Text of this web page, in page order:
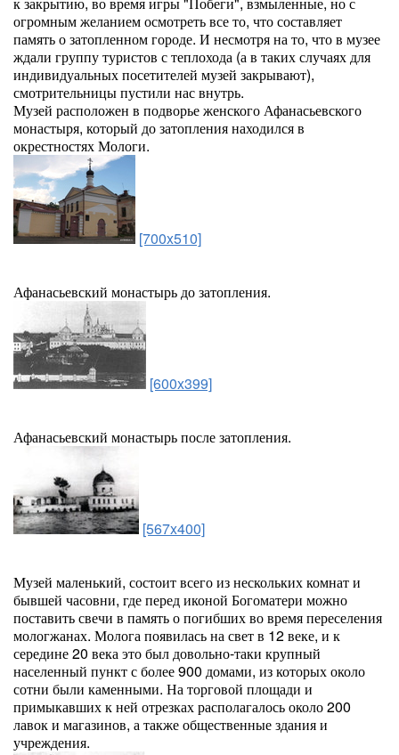
огромным желанием осмотреть все то, что составляет
память о затопленном городе. И несмотря на то, что в музее
ждали группу туристов с теплохода (а в таких случаях для
индивидуальных посетителей музей закрывают),
смотрительницы пустили нас внутрь.
Музей расположен в подворье женского Афанасьевского
монастыря, который до затопления находился в
окрестностях Мологи.
[700x510]
Афанасьевский монастырь до затопления.
[600x399]
Афанасьевский монастырь после затопления.
[567x400]
Музей маленький, состоит всего из нескольких комнат и
бывшей часовни, где перед иконой Богоматери можно
поставить свечи в память о погибших во время переселения
мологжанах. Молога появилась на свет в 12 веке, и к
середине 20 века это был довольно-таки крупный
населенный пункт с более 900 домами, из которых около
сотни были каменными. На торговой площади и
примыкавших к ней отрезках располагалось около 200
лавок и магазинов, а также общественные здания и
учреждения.